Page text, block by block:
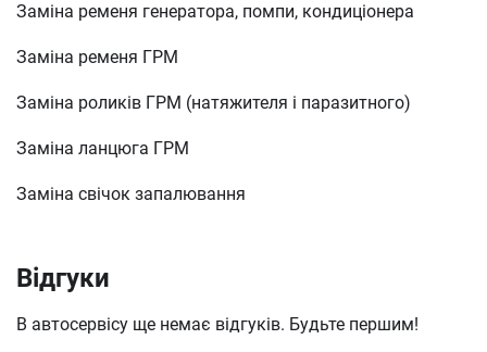
Заміна ременя генератора, помпи, кондиціонера
Заміна ременя ГРМ
Заміна роликів ГРМ (натяжителя і паразитного)
Заміна ланцюга ГРМ
Заміна свічок запалювання
Відгуки
В автосервісу ще немає відгуків. Будьте першим!